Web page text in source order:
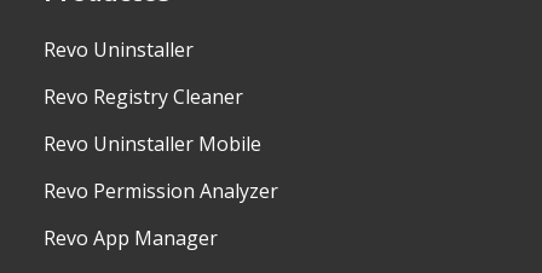
Revo Uninstaller
Revo Registry Cleaner
Revo Uninstaller Mobile
Revo Permission Analyzer
Revo App Manager